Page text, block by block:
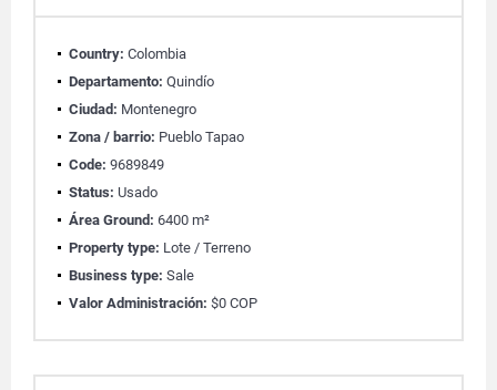
Country: Colombia
Departamento: Quindío
Ciudad: Montenegro
Zona / barrio: Pueblo Tapao
Code: 9689849
Status: Usado
Área Ground: 6400 m²
Property type: Lote / Terreno
Business type: Sale
Valor Administración: $0 COP